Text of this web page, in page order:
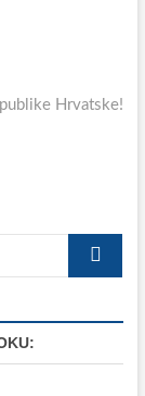
Hrvatske!
Search